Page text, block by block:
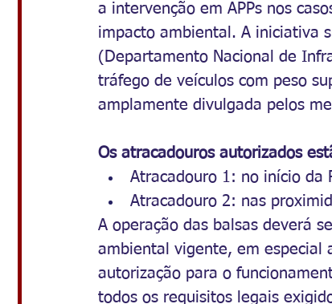
a intervenção em APPs nos
impacto ambiental. A iniciativa
(Departamento Nacional de
tráfego de veículos com peso
amplamente divulgada pelos
Os atracadouros autorizados
Atracadouro 1: no início da
Atracadouro 2: nas
A operação das balsas deverá
ambiental vigente, em especial
autorização para o
todos os requisitos legais